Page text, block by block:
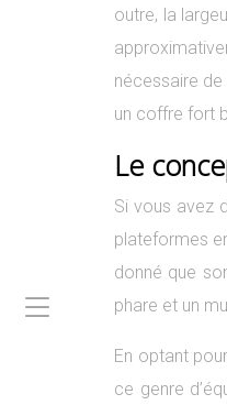
outre, la
nécessaire de
un coffre fort
Le
Si vous avez
plateformes
donné que
phare et un
En optant
ce genre